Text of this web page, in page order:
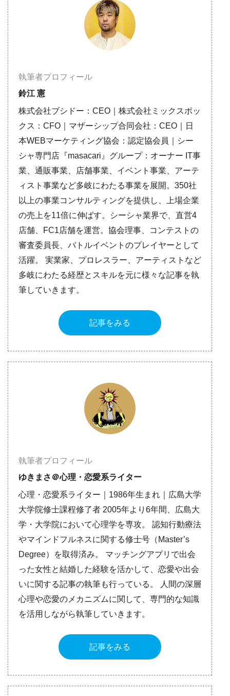
執筆者プロフィール
鈴江 憲
株式会社ブシドー：CEO｜株式会社ミックスボッ
クス：CFO｜マザーシップ合同会社：CEO｜日
本WEBマーケティング協会：認定協会員｜シー
シャ専門店『masacari』グループ：オーナー IT事
業、通販事業、店舗事業、イベント事業、アーテ
ィスト事業など多岐にわたる事業を展開。350社
以上の事業コンサルティングを提供し、上場企業
の売上を11倍に伸ばす。シーシャ業界で、直営4
店舗、FC1店舗を運営。協会理事、コンテストの
審査委員長、バトルイベントのプレイヤーとして
活躍。 実業家、プロレスラー、アーティストなど
多岐にわたる経歴とスキルを元に様々な記事を執
筆していきます。
記事をみる
執筆者プロフィール
ゆきまさ＠心理・恋愛系ライター
心理・恋愛系ライター｜1986年生まれ｜広島大学
大学院修士課程修了者 2005年より6年間、広島大
学・大学院において心理学を専攻。 認知行動療法
やマインドフルネスに関する修士号（Master’s
Degree）を取得済み。 マッチングアプリで出会
った女性と結婚した経験を活かして、恋愛や出会
いに関する記事の執筆も行っている。 人間の深層
心理や恋愛のメカニズムに関して、専門的な知識
を活用しながら執筆していきます。
記事をみる